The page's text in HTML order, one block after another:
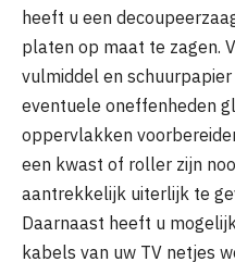
heeft u een
platen op maat te zagen.
vulmiddel en
eventuele oneffenheden
oppervlakken
een kwast of roller zijn
aantrekkelijk uiterlijk te
Daarnaast heeft u
kabels van uw TV netjes